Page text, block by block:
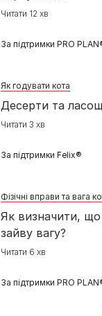
Читати 12 хв
За підтримки PRO
Як годувати кота
Десерти та
Читати 3 хв
За підтримки Felix®
Фізічні вправи та вага
Як визначити, що
зайву вагу?
Читати 6 хв
За підтримки PRO